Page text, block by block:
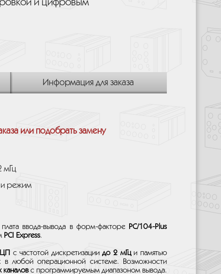
и цифровым
Информация для заказа
или подобрать замену
мГц
и режим
ввода-вывода в форм-факторе PC/104-Plus
PCI Express.
с частотой дискретизациидо 2 мГци памятью
любой операционной системе. Возможности
каналовс программируемым диапазоном вывода.